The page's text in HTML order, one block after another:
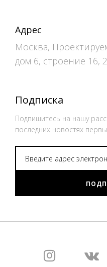
Адрес
Москва,
дом 6, строение 16,
Подписка
Подпишитесь на нашу
последних новостях